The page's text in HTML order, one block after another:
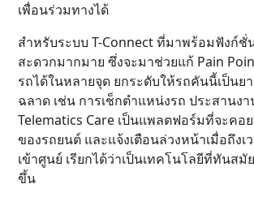
เพื่อนร่วมทางได้
สำหรับระบบ T-Connect ที่มาพร้อมฟังก์ชั่
สะดวกมากมาย ซึ่งจะมาช่วยแก้ Pain
รถได้ในหลายจุด ยกระดับให้รถคันนี้เป็น
ฉลาด เช่น การเช็กตำแหน่งรถ ประสานง
Telematics Care เป็นแพลตฟอร์มที่จะคอ
ของรถยนต์ และแจ้งเตือนล่วงหน้าเมื่อถึงเ
เข้าศูนย์ เรียกได้ว่าเป็นเทคโนโลยีที่ทันสมั
ขึ้น